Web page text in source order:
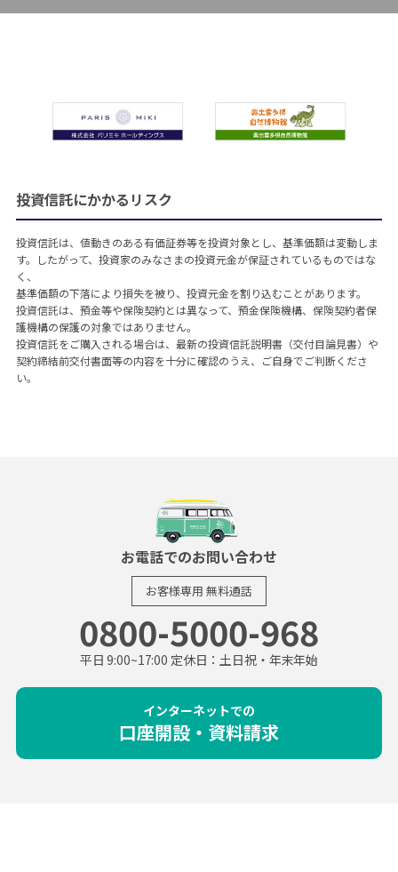
投資信託にかかるリスク
投資信託は、値動きのある有価証券等を投資対象とし、基準価額は変動しま
す。したがって、投資家のみなさまの投資元金が保証されているものではな
く、
基準価額の下落により損失を被り、投資元金を割り込むことがあります。
投資信託は、預金等や保険契約とは異なって、預金保険機構、保険契約者保
護機構の保護の対象ではありません。
投資信託をご購入される場合は、最新の投資信託説明書（交付目論見書）や
契約締結前交付書面等の内容を十分に確認のうえ、ご自身でご判断くださ
い。
お電話でのお問い合わせ
お客様専用 無料通話
0800-5000-968
平日 9:00~17:00 定休日：土日祝・年末年始
インターネットでの
口座開設・資料請求